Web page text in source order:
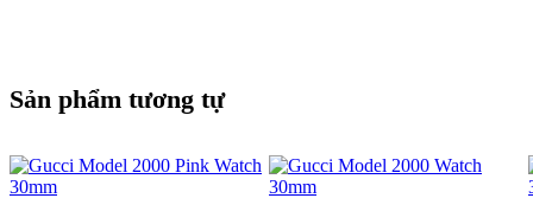
Sản phẩm tương tự